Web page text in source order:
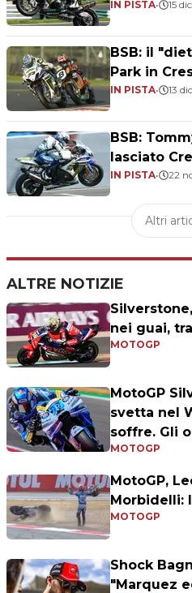
IN PISTA• 15
BSB: il
Park in
IN PISTA• 13
BSB:
lasciato
IN PISTA• 22
Altri
ALTRE NOTIZIE
nei guai,
MOTOGP
MotoGP
svetta nel
soffre. Gli
MOTOGP
MotoGP,
Morbidelli:
MOTOGP
Shock
"Marquez